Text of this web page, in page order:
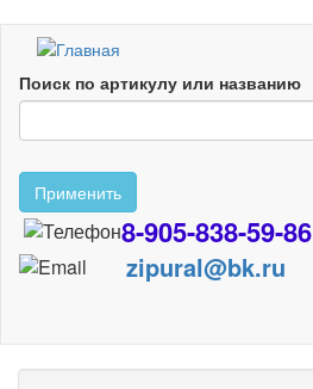
Перейти
основному
содержанию
Поиск по артикулу или названию
Применить
8-905-838-59-86
zipural@bk.ru